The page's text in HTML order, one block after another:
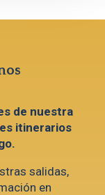
de nuestra
itinerarios
salidas,
en